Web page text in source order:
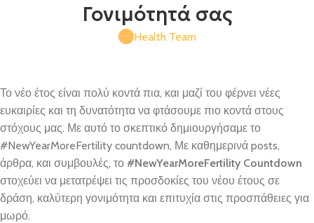
Γονιμότητά σας
Health Team
Το νέο έτος είναι πολύ κοντά πια, και μαζί του φέρνει νέες
ευκαιρίες και τη δυνατότητα να φτάσουμε πιο κοντά στους
στόχους μας. Με αυτό το σκεπτικό δημιουργήσαμε το
#NewYearMoreFertility countdown, Με καθημερινά posts,
άρθρα, και συμβουλές, το #NewYearMoreFertility Countdown
στοχεύει να μετατρέψει τις προσδοκίες του νέου έτους σε
δράση, καλύτερη γονιμότητα και επιτυχία στις προσπάθειες για
μωρό.